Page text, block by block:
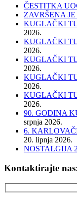
ČESTITKA
ZAVRŠENA
KUGLAČKI
2026.
KUGLAČKI
2026.
KUGLAČKI
2026.
KUGLAČKI
2026.
KUGLAČKI
2026.
90. GODINA
srpnja 2026.
6.
20. lipnja 2026.
NOSTALGIJA
Kontaktirajte